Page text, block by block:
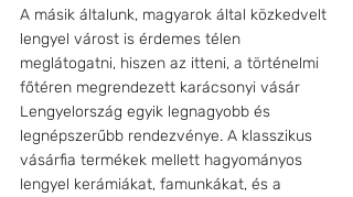
A másik általunk, magyarok által közkedvelt
lengyel várost is érdemes télen
meglátogatni, hiszen az itteni, a történelmi
főtéren megrendezett karácsonyi vásár
Lengyelország egyik legnagyobb és
legnépszerűbb rendezvénye. A klasszikus
vásárfia termékek mellett hagyományos
lengyel kerámiákat, famunkákat, és a